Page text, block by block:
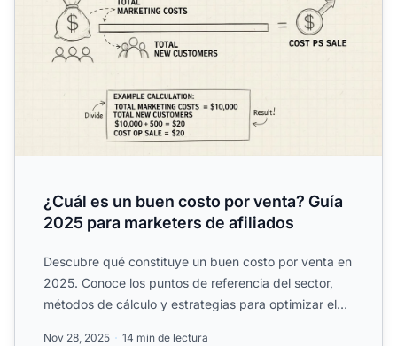
¿Cuál es un buen costo por venta? Guía
2025 para marketers de afiliados
Descubre qué constituye un buen costo por venta en
2025. Conoce los puntos de referencia del sector,
métodos de cálculo y estrategias para optimizar el
Nov 28, 2025 14 min de lectura